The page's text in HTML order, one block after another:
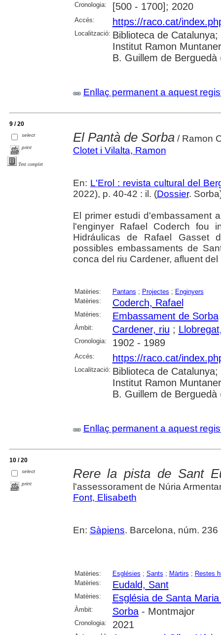
Cronologia: [500 - 1700]; 2020
Accés: https://raco.cat/
Localització: Biblioteca de
Institut Ramon
B. Guillem de Berguedà
Enllaç permanent a aquest
9 / 20
select
print
Text complet
El Pantà de Sorba/ Ramon
Clotet i Vilalta, Ramon
En: L'Erol : revista cultural del
2022), p. 40-42 : il. (Dossier.
El primer estudi d'embassament
l'enginyer Rafael Coderch fou
Hidráulicas de Rafael
possibles embassaments de
conca del riu Cardener, afluent del
Matèries: Pantans ; Projectes ; Enginyers
Matèries:
Coderch, Rafael
Matèries: Embassament de Sorba
Àmbit: Cardener, riu ;
Cronologia: 1902 - 1989
Accés: https://raco.cat/
Localització: Biblioteca de
Institut Ramon
B. Guillem de Berguedà
Enllaç permanent a aquest
10 / 20
select
print
Rere la pista de Sant
l'assessorament de Núria
Font, Elisabeth
En: Sàpiens. Barcelona, núm.
Matèries: Esglésies ; Sants ; Màrtirs ; Restes
Matèries:
Eudald, Sant
Matèries: Església de Santa
Àmbit: Sorba- Montmajor
Cronologia: 2021